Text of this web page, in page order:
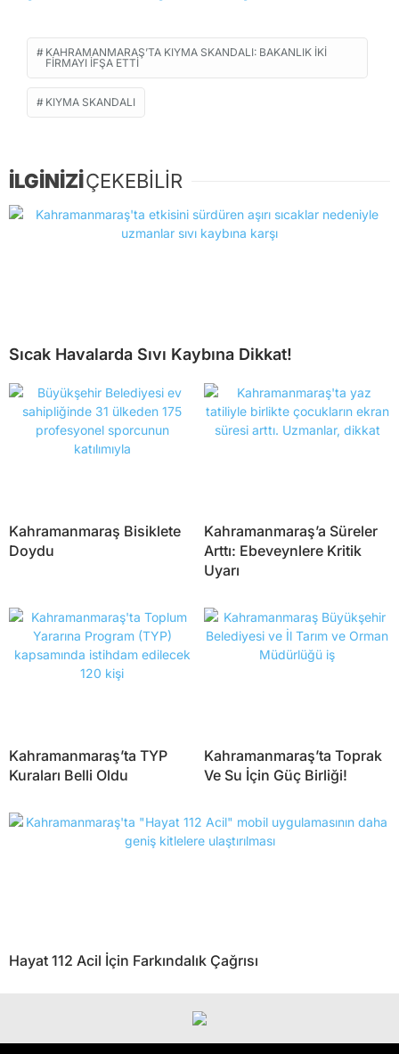
KAHRAMANMARAŞ’TA KIYMA SKANDALI: BAKANLIK İKI
FIRMAYI İFŞA ETTI
KIYMA SKANDALI
İLGİNİZİÇEKEBİLİR
Sıcak Havalarda Sıvı Kaybına Dikkat!
Kahramanmaraş Bisiklete
Doydu
Kahramanmaraş’a Süreler
Arttı: Ebeveynlere Kritik
Uyarı
Kahramanmaraş’ta TYP
Kuraları Belli Oldu
Kahramanmaraş’ta Toprak
Ve Su İçin Güç Birliği!
Hayat 112 Acil İçin Farkındalık Çağrısı